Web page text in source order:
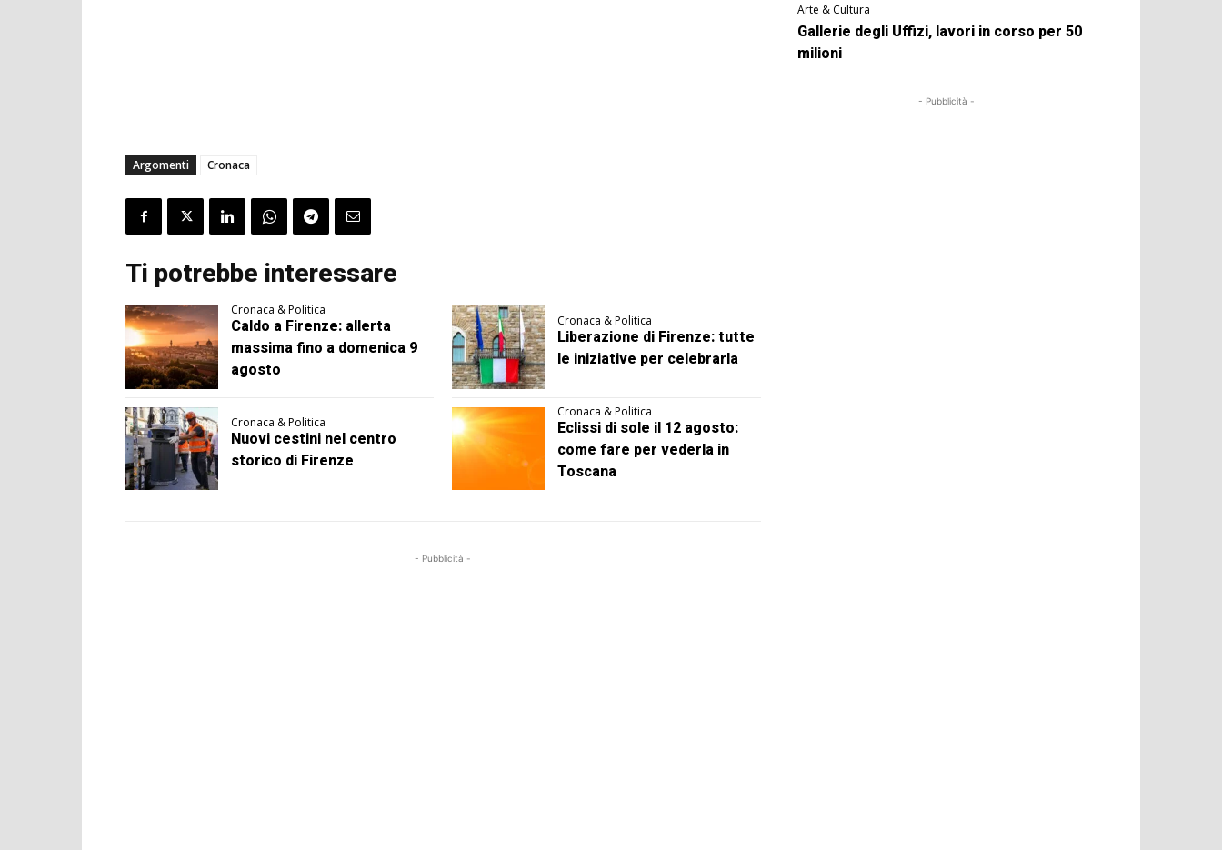
Argomenti Cronaca
Ti potrebbe interessare
Cronaca & Politica
Caldo a Firenze: allerta
massima fino a domenica 9
agosto
Cronaca & Politica
Liberazione di Firenze: tutte
le iniziative per celebrarla
Cronaca & Politica
Nuovi cestini nel centro
storico di Firenze
Cronaca & Politica
Eclissi di sole il 12 agosto:
come fare per vederla in
Toscana
- Pubblicità -
Arte & Cultura
Gallerie degli Uffizi, lavori in corso per 50
milioni
- Pubblicità -